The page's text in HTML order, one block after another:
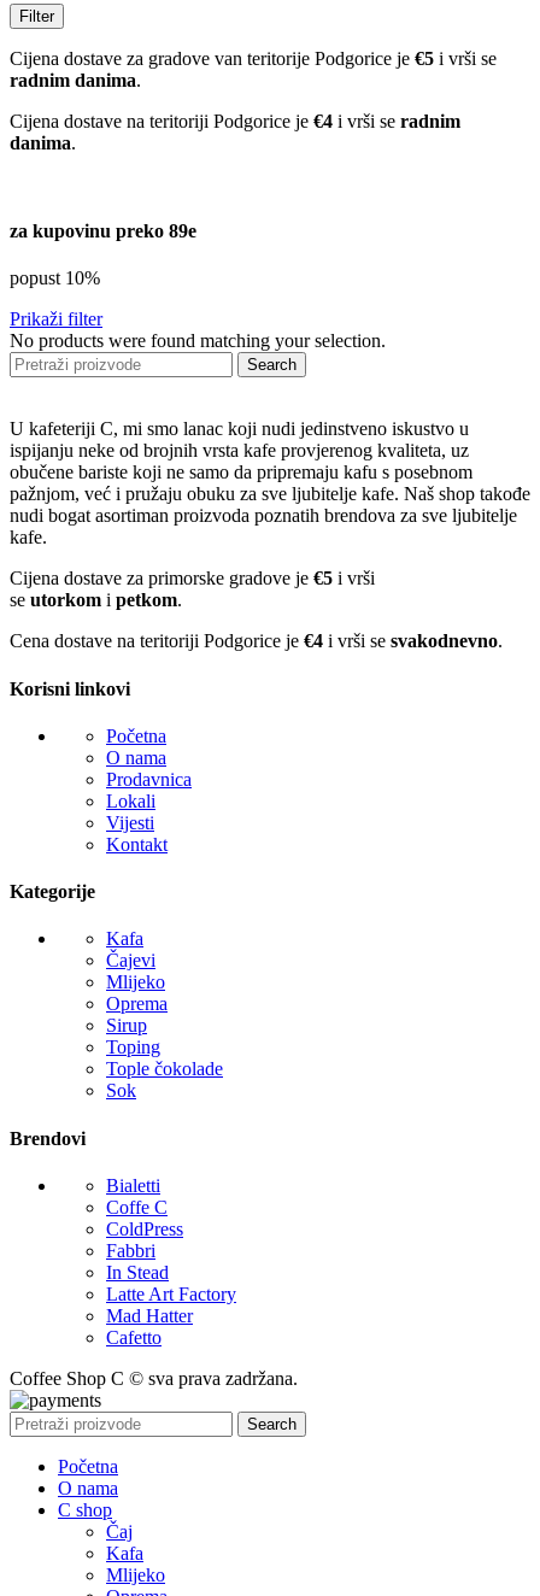
Filter
Cijena dostave za gradove van teritorije Podgorice je €5 i vrši se
radnim danima.
Cijena dostave na teritoriji Podgorice je €4 i vrši se radnim
danima.
za kupovinu preko 89e
popust 10%
Prikaži filter
No products were found matching your selection.
Search
U kafeteriji C, mi smo lanac koji nudi jedinstveno iskustvo u
ispijanju neke od brojnih vrsta kafe provjerenog kvaliteta, uz
obučene bariste koji ne samo da pripremaju kafu s posebnom
pažnjom, već i pružaju obuku za sve ljubitelje kafe. Naš shop takođe
nudi bogat asortiman proizvoda poznatih brendova za sve ljubitelje
kafe.
Cijena dostave za primorske gradove je €5 i vrši
se utorkom i petkom.
Cena dostave na teritoriji Podgorice je €4 i vrši se svakodnevno.
Korisni linkovi
Početna
O nama
Prodavnica
Lokali
Vijesti
Kontakt
Kategorije
Kafa
Čajevi
Mlijeko
Oprema
Sirup
Toping
Tople čokolade
Sok
Brendovi
Bialetti
Coffe C
ColdPress
Fabbri
In Stead
Latte Art Factory
Mad Hatter
Cafetto
Coffee Shop C © sva prava zadržana.
Search
Početna
O nama
C shop
Čaj
Kafa
Mlijeko